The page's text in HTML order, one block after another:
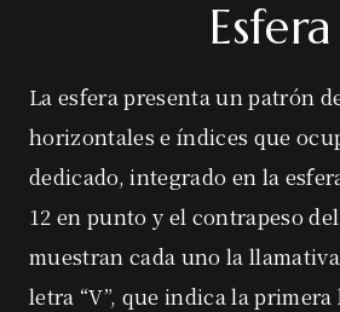
Esfera
La esfera presenta un patrón
horizontales e índices que
dedicado, integrado en la
12 en punto y el contrapeso
muestran cada uno la
letra “V”, que indica la